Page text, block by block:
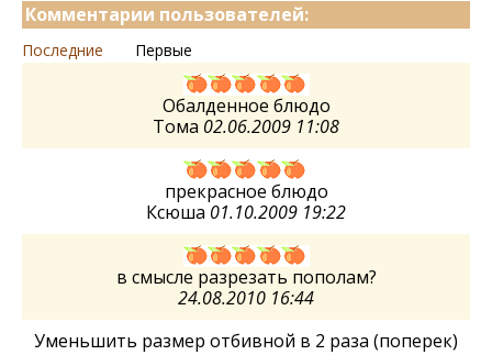
Комментарии пользователей:
Последние Первые
Обалденное блюдо
Тома 02.06.2009 11:08
прекрасное блюдо
Ксюша 01.10.2009 19:22
в смысле разрезать пополам?
24.08.2010 16:44
Уменьшить размер отбивной в 2 раза (поперек)